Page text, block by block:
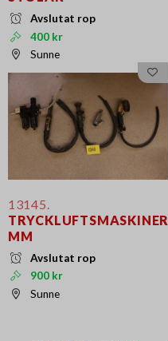
Avslutat rop
400 kr
Sunne
13145.
TRYCKLUFTSMASKINER
MM
Avslutat rop
900 kr
Sunne